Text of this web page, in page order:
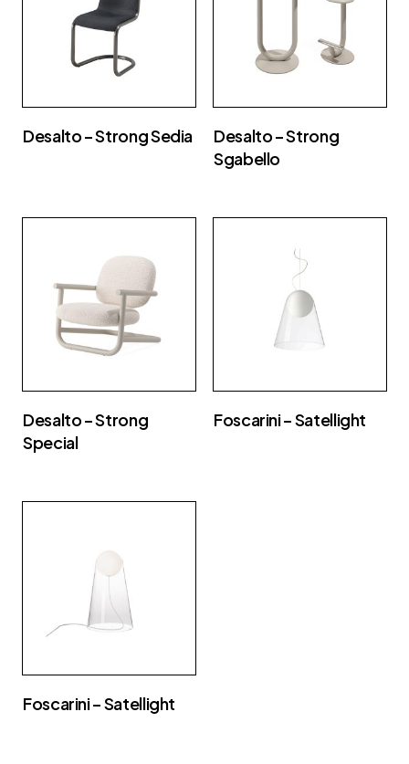
Desalto – Strong Sedia
Desalto – Strong
Sgabello
Desalto – Strong
Special
Foscarini – Satellight
Foscarini – Satellight